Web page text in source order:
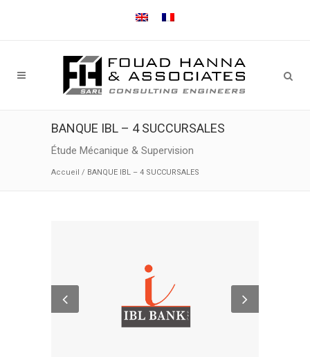
BANQUE IBL – 4 SUCCURSALES
Étude Mécanique & Supervision
Accueil / BANQUE IBL – 4 SUCCURSALES